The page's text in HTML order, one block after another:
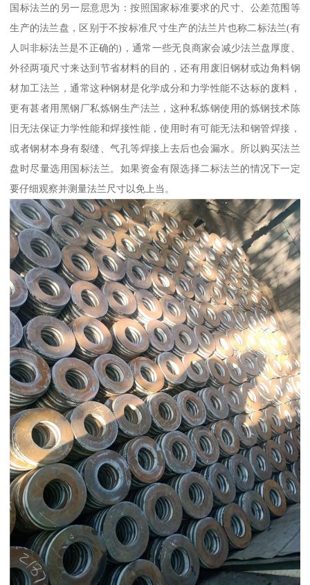
国标法兰的另一层意思为：按照国家标准要求的尺寸、公差范围等
生产的法兰盘，区别于不按标准尺寸生产的法兰片也称二标法兰(有
人叫非标法兰是不正确的)，通常一些无良商家会减少法兰盘厚度、
外径两项尺寸来达到节省材料的目的，还有用废旧钢材或边角料钢
材加工法兰，通常这种钢材是化学成分和力学性能不达标的废料，
更有甚者用黑钢厂私炼钢生产法兰，这种私炼钢使用的炼钢技术陈
旧无法保证力学性能和焊接性能，使用时有可能无法和钢管焊接，
或者钢材本身有裂缝、气孔等焊接上去后也会漏水。所以购买法兰
盘时尽量选用国标法兰。如果资金有限选择二标法兰的情况下一定
要仔细观察并测量法兰尺寸以免上当。